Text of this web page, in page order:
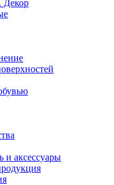
Декор
и аксессуары